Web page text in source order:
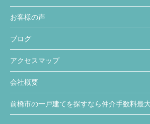
お客様の声
ブログ
アクセスマップ
会社概要
前橋市の一戸建てを探すなら仲介手数料最